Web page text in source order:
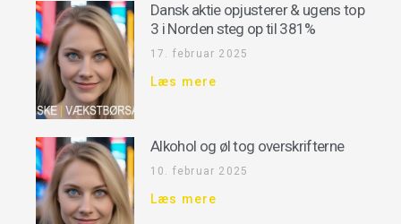
Dansk aktie opjusterer & ugens top
3 i Norden steg op til 381%
17. februar 2025
Læs mere
Alkohol og øl tog overskrifterne
10. februar 2025
Læs mere